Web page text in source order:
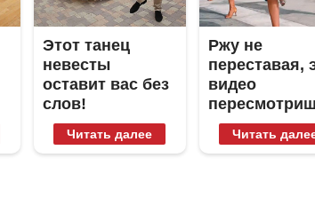
Этот танец
невесты
оставит вас без
слов!
Пересмотрела
10 раз
Читать далее
Ржу не
переставая,
видео
не раз
Читать